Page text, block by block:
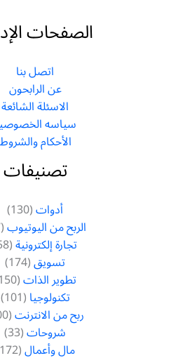
الصفحات
اتصل بنا
عن الرابحون
الاسئلة الشائعة
سياسه
الأحكام والشروط
تصنيفات
أدوات(130)
الربح من اليوتيوب(27)
تجارة إلكترونية(58)
تسويق(174)
تطوير الذات(150)
تكنولوجيا(101)
ربح من الانترنت(100)
شروحات(33)
مال وأعمال(172)